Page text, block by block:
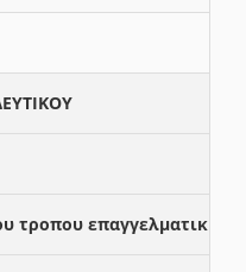
τροπου επαγγελματικης